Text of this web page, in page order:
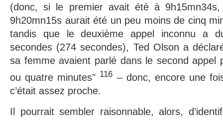
(donc, si le premier avait été à
9h20mn15s aurait été un peu moins de cinq
tandis que le deuxième appel inconnu a
secondes (274 secondes), Ted Olson a
sa femme avaient parlé dans le second appel
ou quatre minutes" 116 – donc, encore une
c’était assez proche.
Il pourrait sembler raisonnable, alors,